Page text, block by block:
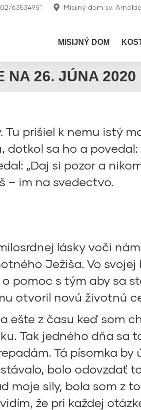
02/63534951 Misijný dom sv.
MISIJNÝ DOM
NA 26. JÚNA 2020
prišiel k nemu istý
dotkol sa ho a
„Daj si pozor a
– im na svedectvo.
lásky voči
Ježiša. Vo
pomoc s tým aby sa
otvoril novú životnú
z času keď som
Tak jedného dňa sa
Tá písomka
bolo odovzdať
moje sily, bola som z
že pri každej